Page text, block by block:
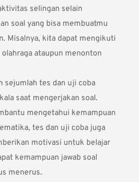
selingan selain
soal yang bisa membuatmu
Misalnya, kita dapat mengikuti
ataupun menonton
sejumlah tes dan uji coba
saat mengerjakan soal.
mengetahui kemampuan
tes dan uji coba juga
motivasi untuk belajar
kemampuan jawab soal
menerus.